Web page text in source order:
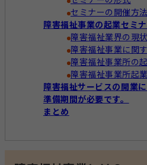
国保連請求 工賃計
開業の流れ 処遇
個別支援計画 モ
セミナーの開催方法
障害福祉事業の起業セミ
障害福祉業界の現
障害福祉事業に関
障害福祉事業所の
障害福祉事業所起
障害福祉サービスの開業
準備期間が必要です。
まとめ